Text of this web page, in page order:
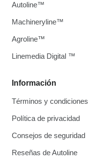
Información
Términos y condiciones
Política de privacidad
Consejos de seguridad
Reseñas de Autoline
Autoline™
Machineryline™
Agroline™
Linemedia Digital ™